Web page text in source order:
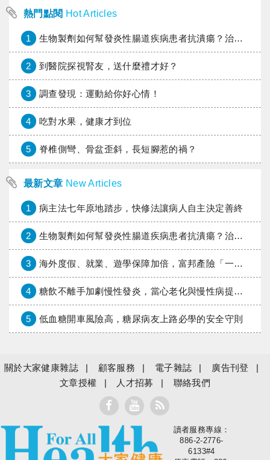
熱門點閱 Hot Articles
1 生物製劑如何幫發炎性腸道疾病患者抗潰瘍？治療進展與健保給付困境一次看
2 到醫院探視腎友，送什麼禮才好？
3 調查發現：運動給你好心情！
4 吃對水果，健康才到位
5 脊椎側彎、骨盆歪斜，長短腳惹的禍？
最新文章 New Articles
1 病主法七年原地踏步，快修法讓病人自主決定善終
2 生物製劑如何幫發炎性腸道疾病患者抗潰瘍？治療進展與健保給付困境一次看
3 海外度假、就業、遊學保障加倍，富邦產險「一期逐夢」專案加碼遠距醫療與緊急救援
4 糖飲不離手加劇慢性發炎，當心老化與慢性病提早報到
5 低血糖開車風險高，糖尿病友上路必學的安全守則
關於大家健康雜誌 顧客服務 電子雜誌
廣告刊登
文章授權
人才招募 聯絡我們
大家健康
讀者服務專線：
886-2-2776-
6133#4